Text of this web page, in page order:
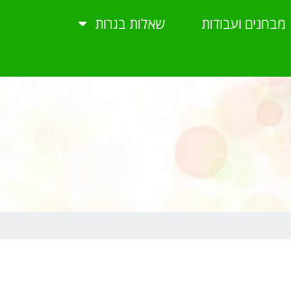
מבחנים ועבודות
שאלות בגרות